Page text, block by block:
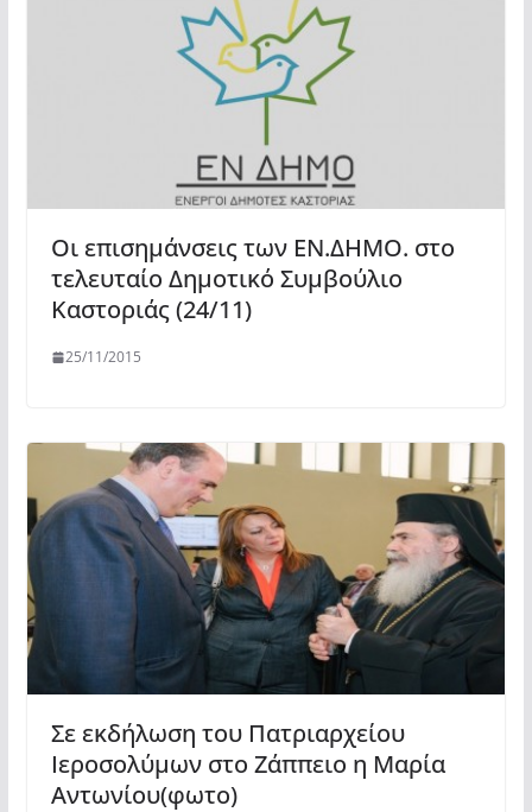
Οι επισημάνσεις των ΕΝ.ΔΗΜΟ. στο
τελευταίο Δημοτικό Συμβούλιο
Καστοριάς (24/11)
25/11/2015
Σε εκδήλωση του Πατριαρχείου
Ιεροσολύμων στο Ζάππειο η Μαρία
Αντωνίου(φωτο)